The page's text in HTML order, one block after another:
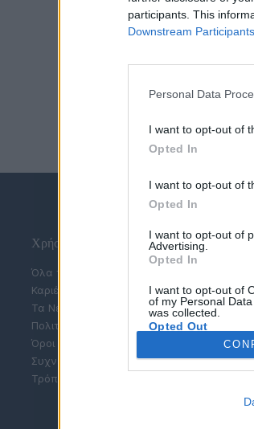
participants. This
Downstream Participants
Personal Data
I want to opt-out of
Opted In
I want to opt-out of
Opted In
I want to opt-out of
Advertising.
Opted In
I want to opt-out of
of my Personal
was collected.
Opted Out
Χρήσιμες Σελίδες
Όλα τα Σεμινάρια
Καριέρα
Τα Νέα μας
Πολιτική Απορρήτου
Όροι Χρήσης Eshop
Συχνές Ερωτήσεις (FAQs)
Τρόποι Πληρωμής & Αποστολής